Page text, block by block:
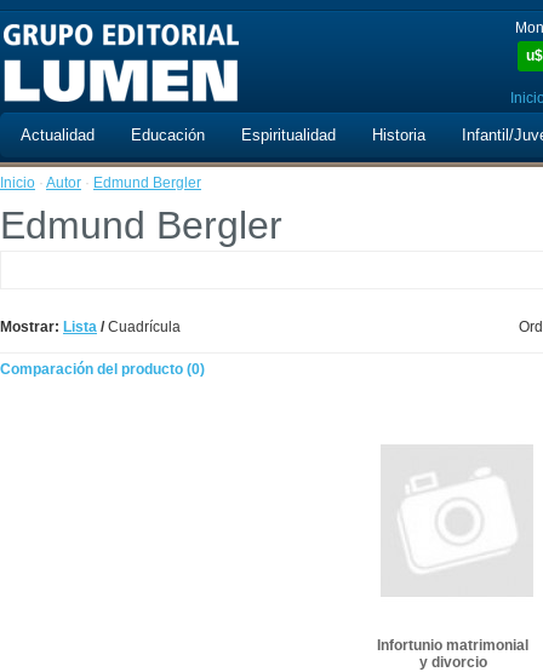
u$
Actualidad Educación Espiritualidad Historia Infantil/
Inicio · Autor · Edmund Bergler
Edmund Bergler
Mostrar: Lista /Cuadrícula
Comparación del producto (0)
Infortunio matrimonial
y divorcio